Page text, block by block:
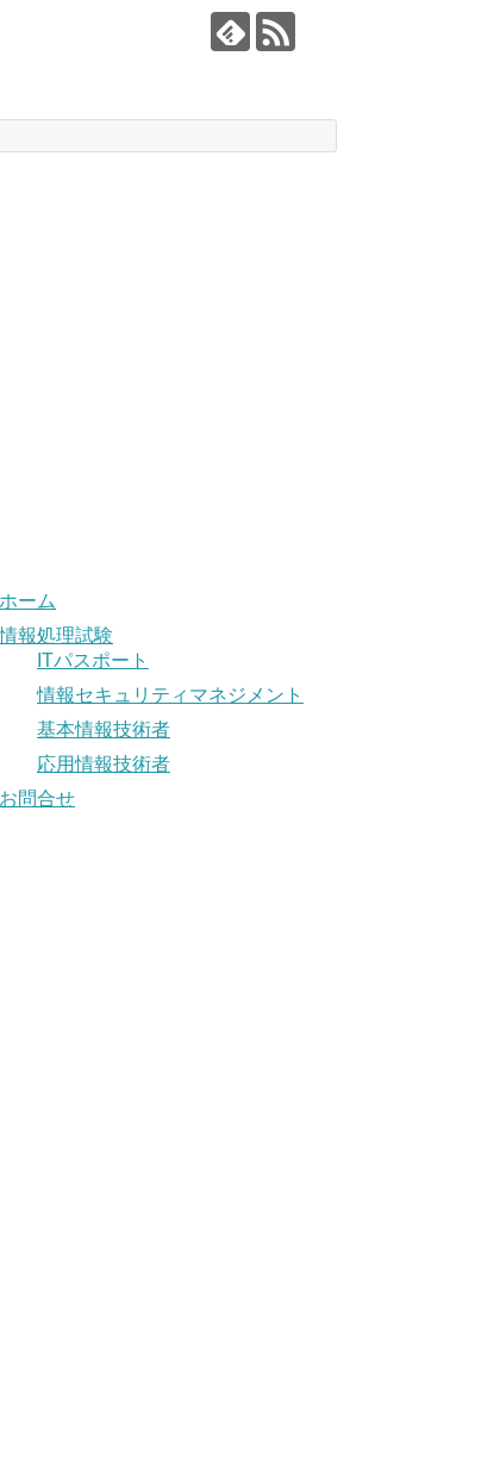
ホーム
情報処理試験
ITパスポート
情報セキュリティマネジメント
基本情報技術者
応用情報技術者
お問合せ